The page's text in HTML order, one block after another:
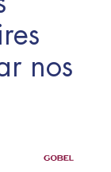
nos